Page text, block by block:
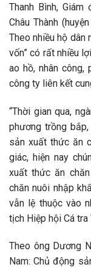
Thanh Bình,
Châu Thành
Theo nhiều hộ dân
vốn” có rất nhiều
ao hồ, nhân
công ty liên kết
“Thời gian qua,
phương trồng
sản xuất thức ăn
giác, hiện nay
xuất thức ăn
chăn nuôi nhập
vẫn lệ thuộc vào
tịch Hiệp hội Cá tra
Theo ông Dương
Nam: Chủ động